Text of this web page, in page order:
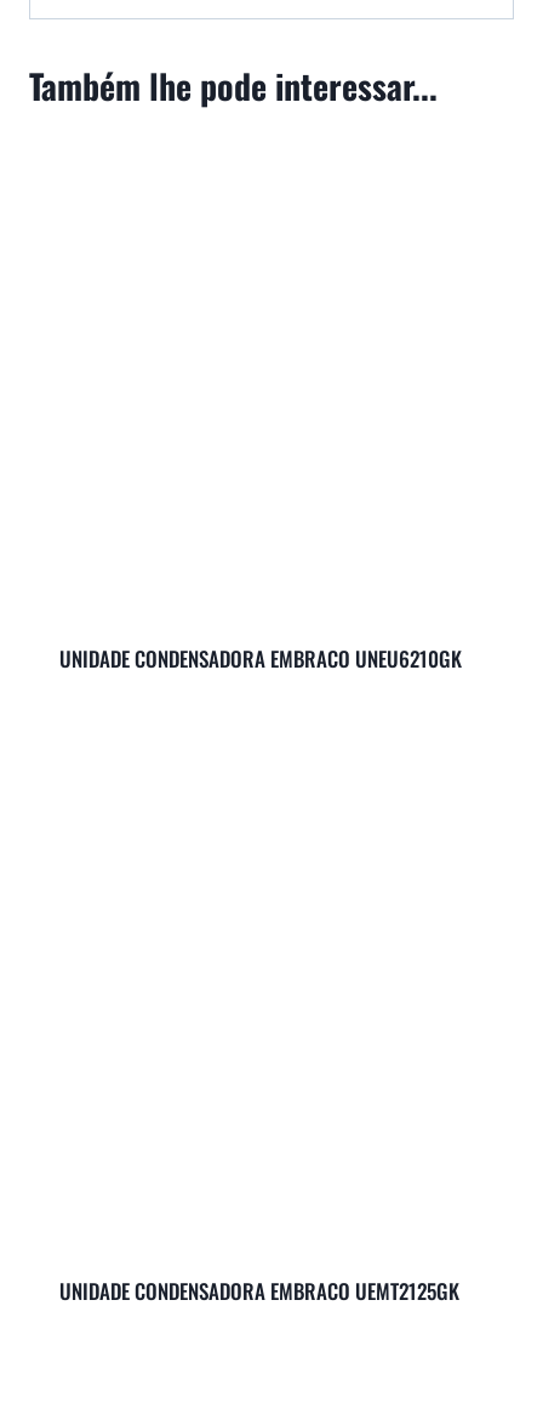
Também lhe pode interessar...
UNIDADE CONDENSADORA EMBRACO UNEU6210GK
UNIDADE CONDENSADORA EMBRACO UEMT2125GK